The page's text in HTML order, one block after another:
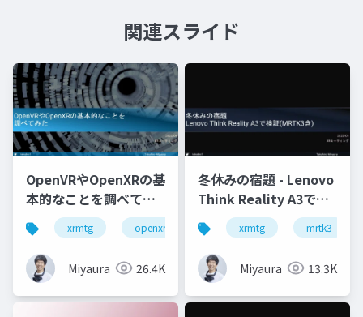
関連スライド
OpenVRやOpenXRの基
本的なことを調べてみ
た
xrmtg openxr openvr hololens
Miyaura 26.4K
冬休みの宿題 - Lenovo
Think Reality A3で検
証(MRTK3含)
xrmtg mrtk3
Miyaura 13.3K